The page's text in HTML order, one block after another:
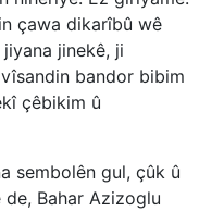
çawa dikarîbû wê
jinekê, ji
bandor bibim
çêbikim û
sembolên gul, çûk û
Bahar Azizoglu